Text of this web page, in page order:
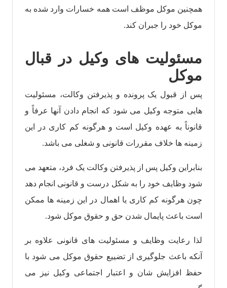
همچنین موکل موظف است همه خسارات وارد شده به
موکل خود را جبران کند.
مسئولیت های وکیل در قبال
موکل
پس از قبول یک پرونده و پذیرفتن وکالت، مسئولیت
هایی متوجه وکیل می شود که انجام دادن آنها عرفاً و
قانوناً به عهده وکیل است و هرگونه کم کاری در این
زمینه ها خلاف مقررات قانونی و شغلی می باشد.
بنابراین وکیل پس از پذیرفتن وکالت یک فرد، متعهد می
شود وظایف خود را به شکل درست و قانونی انجام دهد
چون هرگونه کم کاری یا اهمال در این زمینه ها ممکن
است باعث پایمال شدن حق و حقوق موکل شود.
لذا رعایت وظایف و مسئولیت های قانونی علاوه بر
آنکه باعث جلوگیری از تضییع حقوق موکل می شود با
حفظ افزایش شان و اعتبار اجتماعی وکیل نیز می